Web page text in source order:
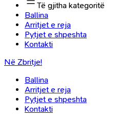
Të gjitha kategoritë
Ballina
Arritjet e reja
Pytjet e shpeshta
Kontakti
Në Zbritje!
Ballina
Arritjet e reja
Pytjet e shpeshta
Kontakti